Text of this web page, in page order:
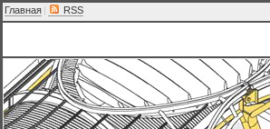
Главная | RSS